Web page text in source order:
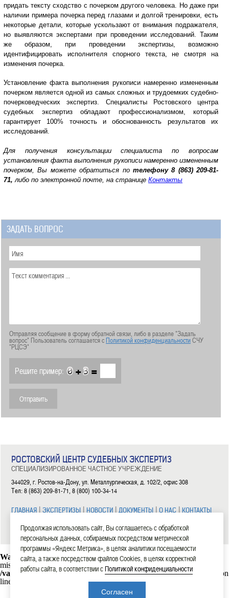
придать тексту сходство с почерком другого человека. Но даже при
наличии примера почерка перед глазами и долгой тренировки, есть
некоторые детали, которые ускользают от внимания подражателя,
но выявляются экспертами при проведении исследований. Таким
же образом, при проведении экспертизы, возможно
идентифицировать исполнителя спорного текста, не смотря на
изменения почерка.
Установление факта выполнения рукописи намеренно измененным
почерком является одной из самых сложных и трудоемких судебно-
почерковедческих экспертиз. Специалисты Ростовского центра
судебных экспертиз обладают профессионализмом, который
гарантирует 100% точность и обоснованность результатов их
исследований.
Для получения консультации специалиста по вопросам
установления факта выполнения рукописи намеренно измененным
почерком, Вы можете обратиться по телефону 8 (863) 209-81-
71, либо по электронной почте, на странице Контакты
ЗАДАТЬ ВОПРОС
Отправляя сообщение в форму обратной связи, либо в разделе "Задать
вопрос" Пользователь соглашается сПолитикой конфиденциальностиСЧУ
"РЦСЭ"
Решите пример: + =
РОСТОВСКИЙ ЦЕНТР СУДЕБНЫХ ЭКСПЕРТИЗ
СПЕЦИАЛИЗИРОВАННОЕ ЧАСТНОЕ УЧРЕЖДЕНИЕ
344029, г. Ростов-на-Дону, ул. Металлургическая, д. 102/2, офис 308
Тел: 8 (863) 209-81-71, 8 (800) 100-34-14
ГЛАВНАЯ | ЭКСПЕРТИЗЫ | НОВОСТИ | ДОКУМЕНТЫ | О НАС | КОНТАКТЫ
2006—2026 СЧУ «Ростовский центр судебных экспертиз»
Warning: mysql_connect(): Headers and client library minor version
mismatch. Headers:101113 Library:30317 in
/var/www/rostexpert.ru/data/www/rostexpert.ru/blocks/db.php
on
line
Продолжая использовать сайт, Вы соглашаетесь с обработкой
персональных данных, собираемых посредством метрической
программы «Яндекс Метрика», в целях аналитики посещаемости
сайта, а также посредством файлов Cookies, в целях корректной
работы сайта, в соответствии сПолитикой конфиденциальности
Согласен